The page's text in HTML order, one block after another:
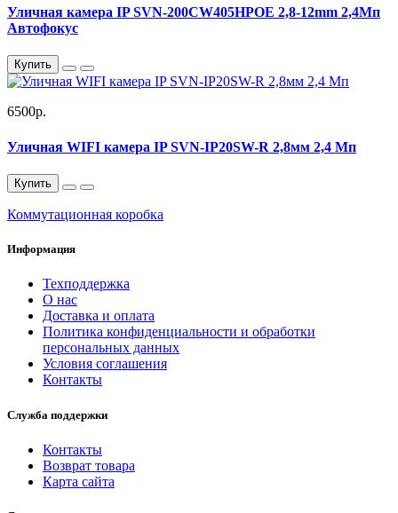
Уличная камера IP SVN-200CW405HPOE 2,8-12mm 2,4Мп
Автофокус
Купить
6500р.
Уличная WIFI камера IP SVN-IP20SW-R 2,8мм 2,4 Мп
Купить
Коммутационная коробка
Информация
Техподдержка
О нас
Доставка и оплата
Политика конфиденциальности и обработки
персональных данных
Условия соглашения
Контакты
Служба поддержки
Контакты
Возврат товара
Карта сайта